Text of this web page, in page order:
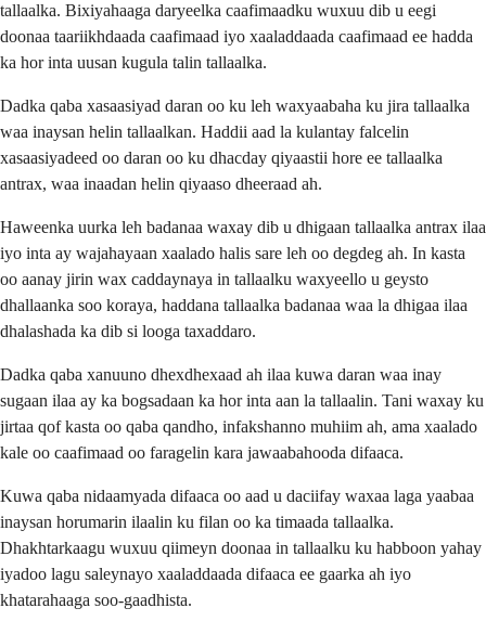
tallaalka. Bixiyahaaga daryeelka caafimaadku wuxuu dib u eegi
doonaa taariikhdaada caafimaad iyo xaaladdaada caafimaad ee hadda
ka hor inta uusan kugula talin tallaalka.
Dadka qaba xasaasiyad daran oo ku leh waxyaabaha ku jira tallaalka
waa inaysan helin tallaalkan. Haddii aad la kulantay falcelin
xasaasiyadeed oo daran oo ku dhacday qiyaastii hore ee tallaalka
antrax, waa inaadan helin qiyaaso dheeraad ah.
Haweenka uurka leh badanaa waxay dib u dhigaan tallaalka antrax ilaa
iyo inta ay wajahayaan xaalado halis sare leh oo degdeg ah. In kasta
oo aanay jirin wax caddaynaya in tallaalku waxyeello u geysto
dhallaanka soo koraya, haddana tallaalka badanaa waa la dhigaa ilaa
dhalashada ka dib si looga taxaddaro.
Dadka qaba xanuuno dhexdhexaad ah ilaa kuwa daran waa inay
sugaan ilaa ay ka bogsadaan ka hor inta aan la tallaalin. Tani waxay ku
jirtaa qof kasta oo qaba qandho, infakshanno muhiim ah, ama xaalado
kale oo caafimaad oo faragelin kara jawaabahooda difaaca.
Kuwa qaba nidaamyada difaaca oo aad u daciifay waxaa laga yaabaa
inaysan horumarin ilaalin ku filan oo ka timaada tallaalka.
Dhakhtarkaagu wuxuu qiimeyn doonaa in tallaalku ku habboon yahay
iyadoo lagu saleynayo xaaladdaada difaaca ee gaarka ah iyo
khatarahaaga soo-gaadhista.